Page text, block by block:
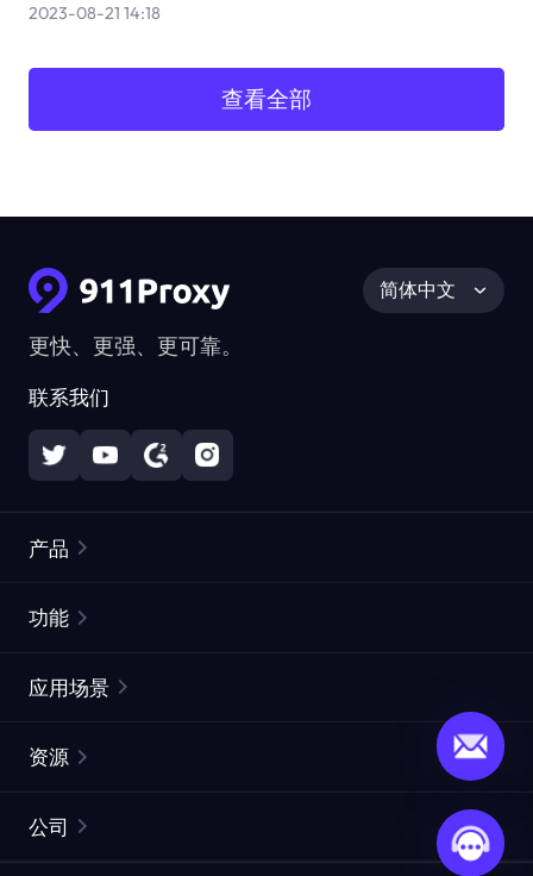
2023-08-21 14:18
查看全部
更快、更强、更可靠。
联系我们
简体中文
产品
静态住宅代理
网页抓取 API
功能
ISP代理
ProxySite
应用场景
市场研究
资源
公司